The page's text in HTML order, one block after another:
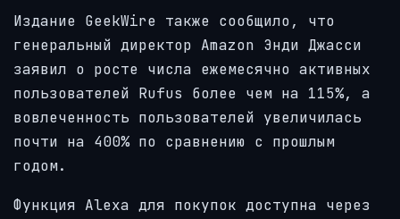
Издание GeekWire также сообщило, что
генеральный директор Amazon Энди Джасси
заявил о росте числа ежемесячно активных
пользователей Rufus более чем на 115%, а
вовлеченность пользователей увеличилась
почти на 400% по сравнению с прошлым
годом.
Функция Alexa для покупок доступна через